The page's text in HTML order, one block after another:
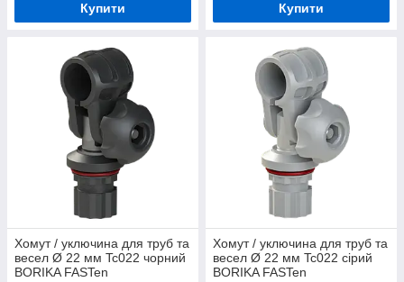
Купити Купити
Хомут / уключина для труб та
весел Ø 22 мм Tc022 чорний
BORIKA FASTen
Хомут / уключина для труб та
весел Ø 22 мм Tc022 сірий
BORIKA FASTen